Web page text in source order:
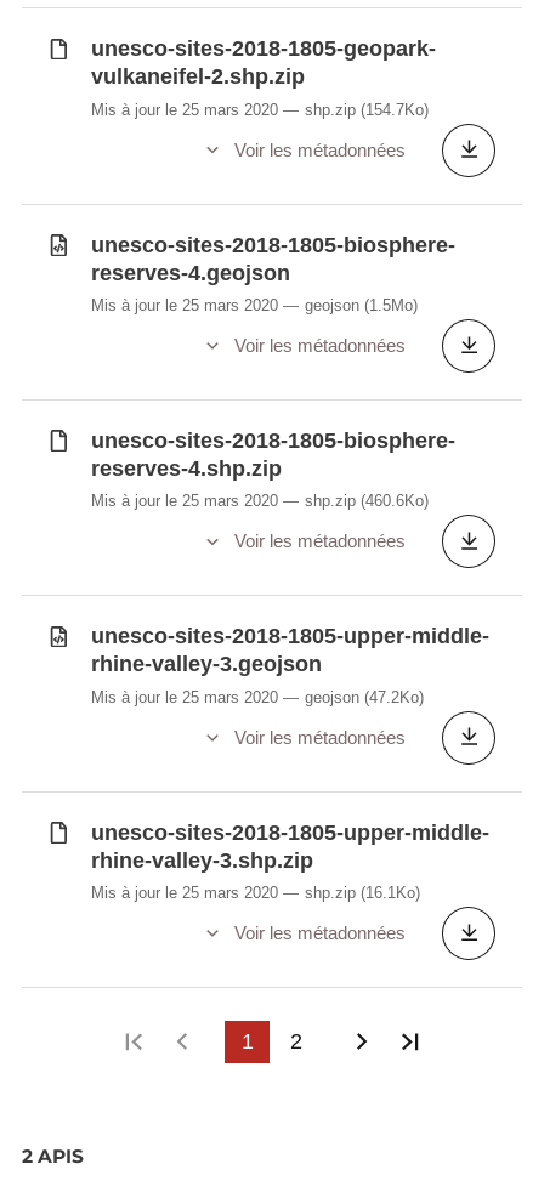
unesco-sites-2018-1805-geopark-
vulkaneifel-2.shp.zip
Mis à jour le 25 mars 2020 shp.zip (154.7Ko)
Voir les métadonnées
unesco-sites-2018-1805-biosphere-
reserves-4.geojson
Mis à jour le 25 mars 2020 geojson (1.5Mo)
Voir les métadonnées
unesco-sites-2018-1805-biosphere-
reserves-4.shp.zip
Mis à jour le 25 mars 2020 shp.zip (460.6Ko)
Voir les métadonnées
unesco-sites-2018-1805-upper-middle-
rhine-valley-3.geojson
Mis à jour le 25 mars 2020 geojson (47.2Ko)
Voir les métadonnées
unesco-sites-2018-1805-upper-middle-
rhine-valley-3.shp.zip
Mis à jour le 25 mars 2020 shp.zip (16.1Ko)
Voir les métadonnées
Première page
Page précédente
1 2 Page suivante
2 APIS